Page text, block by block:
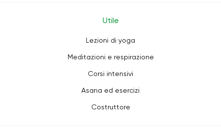
Utile
Lezioni di yoga
Meditazioni e respirazione
Corsi intensivi
Asana ed esercizi
Costruttore